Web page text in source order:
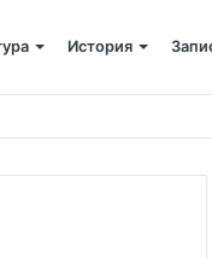
История